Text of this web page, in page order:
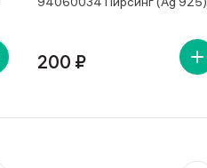
200 ₽